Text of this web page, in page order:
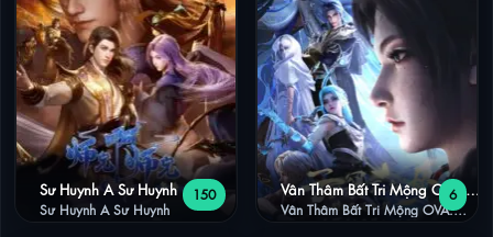
150
Sư Huynh A Sư Huynh
Sư Huynh A Sư Huynh
6
Vân Thâm Bất Tri Mộng OVA:
Trận Chiến Trục Minh
Vân Thâm Bất Tri Mộng OVA: